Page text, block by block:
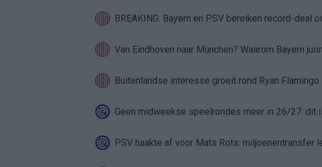
BREAKING: Bayern en PSV bereiken record-deal
Van Eindhoven naar München? Waarom Bayern
Buitenlandse interesse groeit rond Ryan Flamingo
Geen midweekse speelrondes meer in 26/27: dit
PSV haakte af voor Mats Rots: